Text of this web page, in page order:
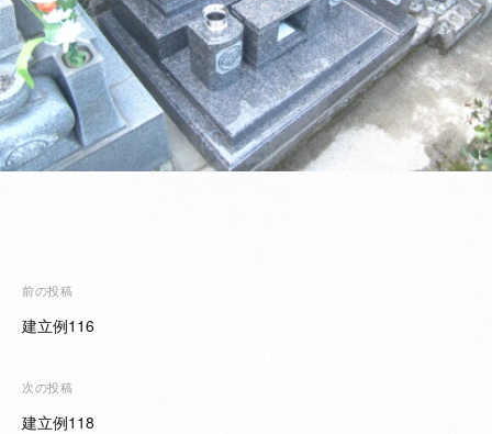
投
稿
ビ
ゲ
前の投稿
建立例116
次の投稿
建立例118